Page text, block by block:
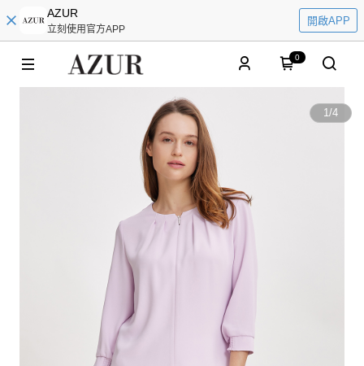
AZUR
立刻使用官方APP
開啟APP
0
1/4